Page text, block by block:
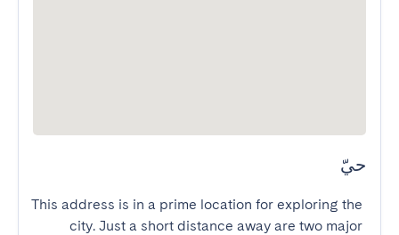
حيّ
This address is in a prime location for exploring the
city. Just a short distance away are two major